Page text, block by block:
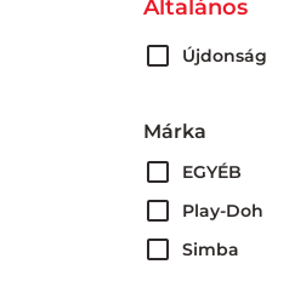
Általános
Újdonság
Márka
EGYÉB
Play-Doh
Simba